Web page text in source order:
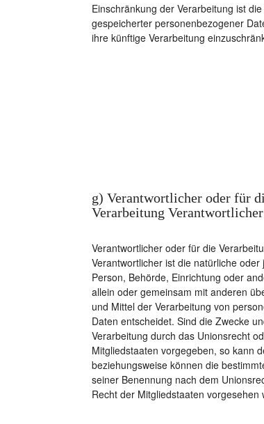
Einschränkung der Verarbeitung ist
gespeicherter personenbezogener
ihre künftige Verarbeitung
g) Verantwortlicher oder für
Verarbeitung Verantwortlicher
Verantwortlicher oder für die
Verantwortlicher ist die natürliche oder
Person, Behörde, Einrichtung oder
allein oder gemeinsam mit anderen
und Mittel der Verarbeitung von
Daten entscheidet. Sind die Zwecke
Verarbeitung durch das Unionsrecht
Mitgliedstaaten vorgegeben, so kann
beziehungsweise können die
seiner Benennung nach dem
Recht der Mitgliedstaaten vorgesehen